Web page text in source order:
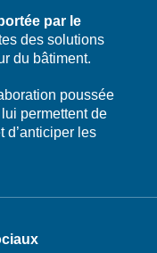
par le
des solutions
du bâtiment.
poussée
permettent de
d’anticiper les